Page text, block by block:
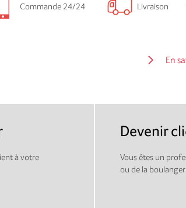
Commande 24/24 Livraison
En
à votre
Devenir
Vous êtes un
ou de la